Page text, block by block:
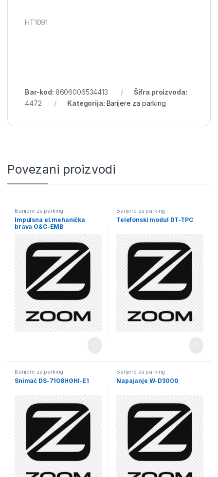
HT1091
Bar-kod: 8606006534413
Šifra proizvoda:
4472
Kategorija: Barijere za parking
Povezani proizvodi
Barijere za parking
Impulsna el.mehanička
brava O&C-EMB
Barijere za parking
Telefonski modul DT-TPC
Barijere za parking
Snimač DS-7108HGHI-E1
Barijere za parking
Napajanje W-D3000